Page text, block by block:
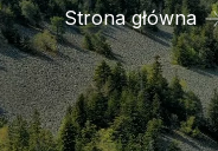
Strona główna